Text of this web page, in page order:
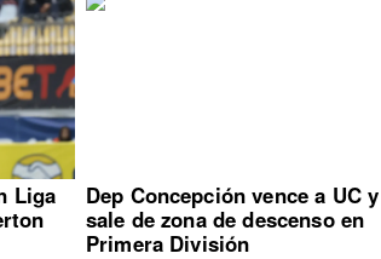
Liga
Dep Concepción vence a UC y
sale de zona de descenso en
Primera División